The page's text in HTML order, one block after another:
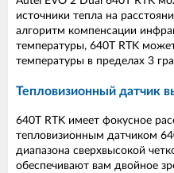
источники тепла на
алгоритм компенсации
температуры, 640T RTK
температуры в пределах 3
Тепловизионный датчик
640T RTK имеет фокусное
тепловизионным датчиком
диапазона сверхвысокой
обеспечивают вам двойное